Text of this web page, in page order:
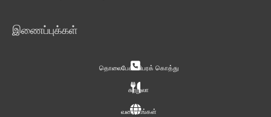
இணைப்புக்கள்
தொலைபேசி விபரக் கொத்து
சுற்றுலா
வரைபடங்கள்